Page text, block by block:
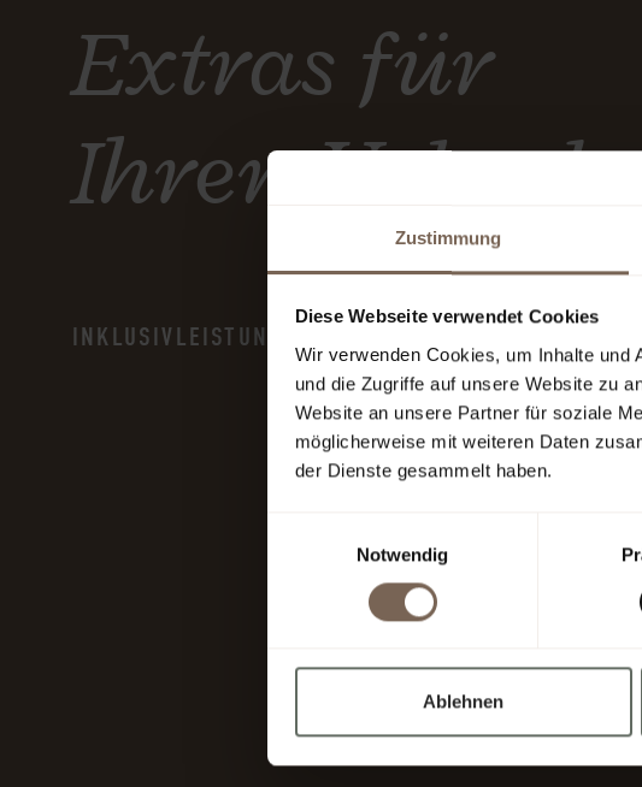
Zustimmung
Diese Webseite verwendet Cookies
Wir verwenden Cookies, um Inhalte und
und die Zugriffe auf unsere Website zu
Website an unsere Partner für soziale
möglicherweise mit weiteren Daten
der Dienste gesammelt haben.
Notwendig
Ablehnen
Extras für
Ihren Urlaub
INKLUSIVLEISTUNGEN